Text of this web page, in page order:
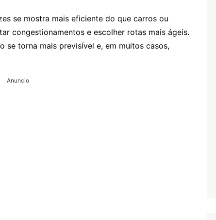
se mostra mais eficiente do que carros ou
congestionamentos e escolher rotas mais ágeis.
se torna mais previsível e, em muitos casos,
Anuncio